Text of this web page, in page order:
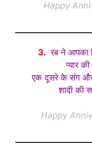
Happy
3. रब ने आपका
प्यार
एक दूसरे के संग और
शादी की
Happy